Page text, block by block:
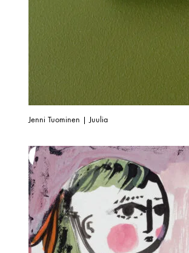
Jenni Tuominen | Juulia